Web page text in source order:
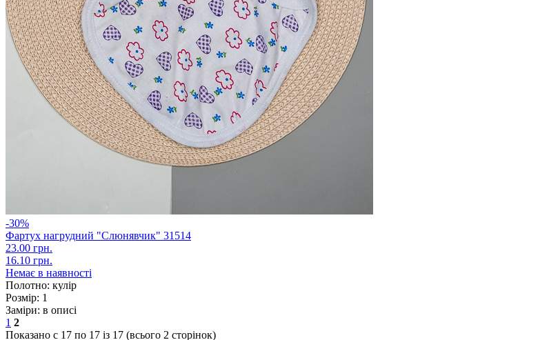
-30%
Фартух нагрудний "Слюнявчик" 31514
23.00 грн.
16.10 грн.
Немає в наявності
Полотно: кулір
Розмір: 1
Заміри: в описі
1 2
Показано с 17 по 17 із 17 (всього 2 сторінок)